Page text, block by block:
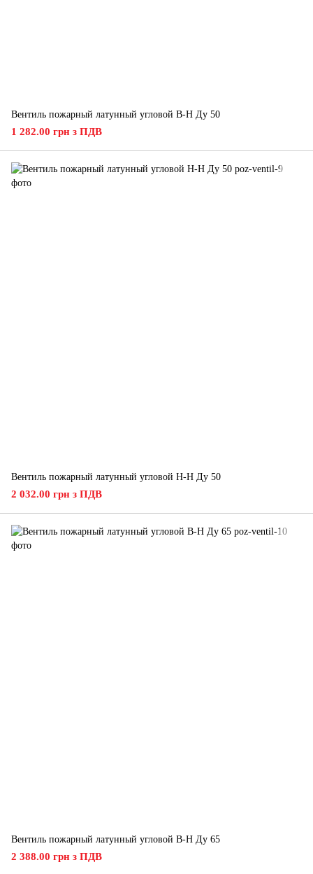
Вентиль пожарный латунный угловой В-Н Ду 50
1 282.00 грн з ПДВ
Вентиль пожарный латунный угловой Н-Н Ду 50
2 032.00 грн з ПДВ
Вентиль пожарный латунный угловой В-Н Ду 65
2 388.00 грн з ПДВ